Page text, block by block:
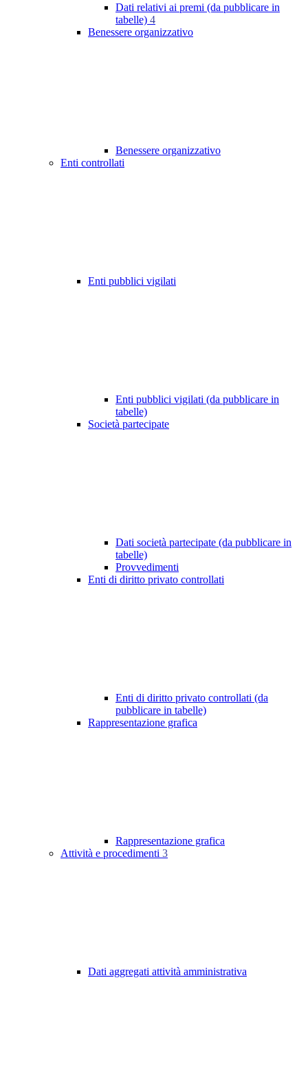
Dati relativi ai premi (da pubblicare in
tabelle) 4
Benessere organizzativo
Benessere organizzativo
Enti controllati
Enti pubblici vigilati
Enti pubblici vigilati (da pubblicare in
tabelle)
Società partecipate
Dati società partecipate (da pubblicare in
tabelle)
Provvedimenti
Enti di diritto privato controllati
Enti di diritto privato controllati (da
pubblicare in tabelle)
Rappresentazione grafica
Rappresentazione grafica
Attività e procedimenti 3
Dati aggregati attività amministrativa